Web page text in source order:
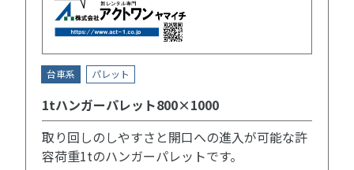
台車系 パレット
1tハンガーパレット800×1000
取り回しのしやすさと開口への進入が可能な許
容荷重1tのハンガーパレットです。